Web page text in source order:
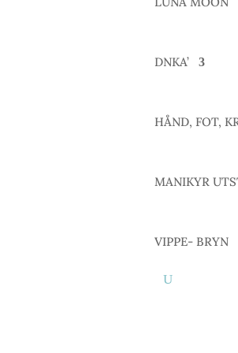
DNKA’
HÅND, FOT,
MANIKYR
VIPPE- BRYN